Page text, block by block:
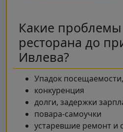
Какие
ресторана до
Ивлева?
Упадок
конкуренция
долги, задержки
повара-самоучки
устаревшие ремонт и